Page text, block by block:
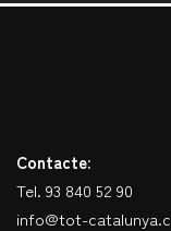
Contacte:
Tel. 93 840 52 90
info@tot-